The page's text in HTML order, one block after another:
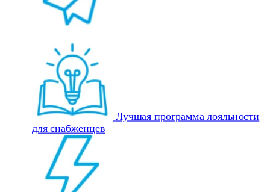
Лучшая программа лояльности
для снабженцев